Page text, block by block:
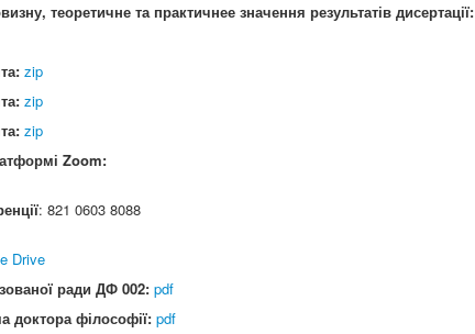
теоретичне та практичнее значення результатів дисертації:
zip
zip
zip
Zoom:
: 821 0603 8088
Drive
ради ДФ 002: pdf
доктора філософії: pdf